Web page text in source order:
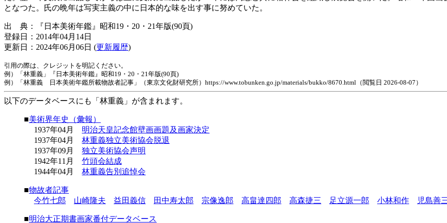
となつた。氏の晩年は写実主義の中に日本的な味を出す事に努めていた。
出 典：『日本美術年鑑』昭和19・20・21年版(90頁)
登録日：2014年04月14日
更新日：2024年06月06日 (更新履歴)
引用の際は、クレジットを明記ください。
例）「林重義」『日本美術年鑑』昭和19・20・21年版(90頁)
例）「林重義 日本美術年鑑所載物故者記事」（東京文化財研究所）https://www.tobunken.go.jp/materials/bukko/8670.html（閲覧日 2026-08-07）
以下のデータベースにも「林重義」が含まれます。
■美術界年史（彙報）
1937年04月 明治天皇記念館壁画画題及画家決定
1937年04月 林重義独立美術協会脱退
1937年09月 独立美術協会声明
1942年11月 竹頭会結成
1944年04月 林重義告別追悼会
■物故者記事
今竹七郎
山崎隆夫 益田義信 田中寿太郎 宗像逸郎 高畠達四郎 高森捷三 足立源一郎 小林和作 児島善
■明治大正期書画家番付データベース